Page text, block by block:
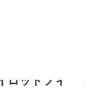
ロットフィ